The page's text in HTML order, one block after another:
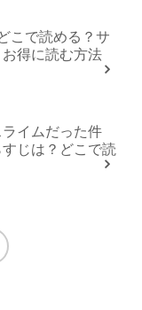
こで読める？サ
得に読む方法
イムだった件
すじは？どこで読